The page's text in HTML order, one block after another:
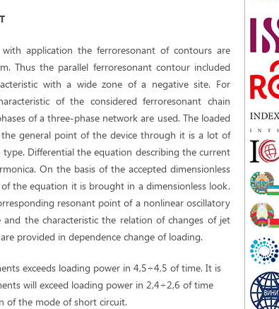
application the ferroresonant of contours are
Thus the parallel ferroresonant contour included
with a wide zone of a negative site. For
of the considered ferroresonant chain
of a three-phase network are used. The loaded
general point of the device through it is a lot of
Differential the equation describing the current
On the basis of the accepted dimensionless
the equation it is brought in a dimensionless look.
resonant point of a nonlinear oscillatory
the characteristic the relation of changes of jet
provided in dependence change of loading.
exceeds loading power in 4,5÷4,5 of time. It is
will exceed loading power in 2,4÷2,6 of time
of the mode of short circuit.